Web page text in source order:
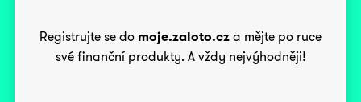
Registrujte se do moje.zaloto.cz a mějte po ruce
své finanční produkty. A vždy nejvýhodněji!